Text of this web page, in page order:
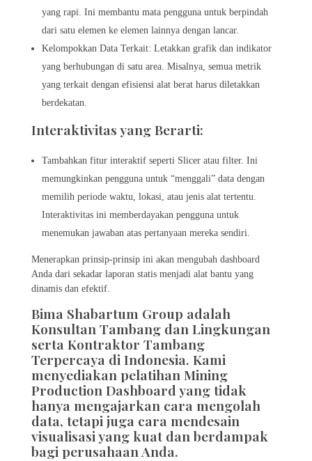
yang rapi. Ini membantu mata pengguna untuk berpindah
dari satu elemen ke elemen lainnya dengan lancar.
Kelompokkan Data Terkait: Letakkan grafik dan indikator
yang berhubungan di satu area. Misalnya, semua metrik
yang terkait dengan efisiensi alat berat harus diletakkan
berdekatan.
Interaktivitas yang Berarti:
Tambahkan fitur interaktif seperti Slicer atau filter. Ini
memungkinkan pengguna untuk “menggali” data dengan
memilih periode waktu, lokasi, atau jenis alat tertentu.
Interaktivitas ini memberdayakan pengguna untuk
menemukan jawaban atas pertanyaan mereka sendiri.
Menerapkan prinsip-prinsip ini akan mengubah dashboard
Anda dari sekadar laporan statis menjadi alat bantu yang
dinamis dan efektif.
Bima Shabartum Group adalah
Konsultan Tambang dan Lingkungan
serta Kontraktor Tambang
Terpercaya di Indonesia. Kami
menyediakan pelatihan Mining
Production Dashboard yang tidak
hanya mengajarkan cara mengolah
data, tetapi juga cara mendesain
visualisasi yang kuat dan berdampak
bagi perusahaan Anda.